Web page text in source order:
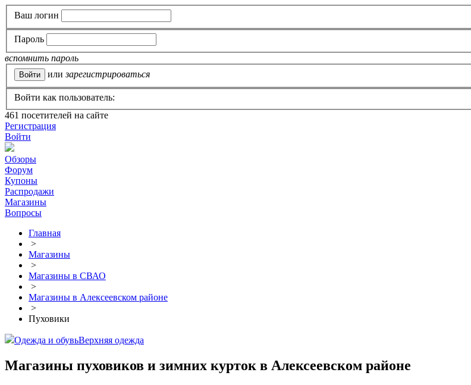
Ваш логин
Пароль
вспомнить пароль
или зарегистрироваться
Войти как пользователь:
461 посетителей на сайте
Регистрация
Войти
Обзоры
Форум
Купоны
Распродажи
Магазины
Вопросы
Главная
>
Магазины
>
Магазины в СВАО
>
Магазины в Алексеевском районе
>
Пуховики
Одежда и обувьВерхняя одежда
Магазины пуховиков и зимних курток в Алексеевском районе